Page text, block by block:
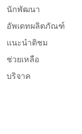
นักพัฒนา
อัพเดทผลิตภัณฑ์
แนะนำติชม
ช่วยเหลือ
บริจาค